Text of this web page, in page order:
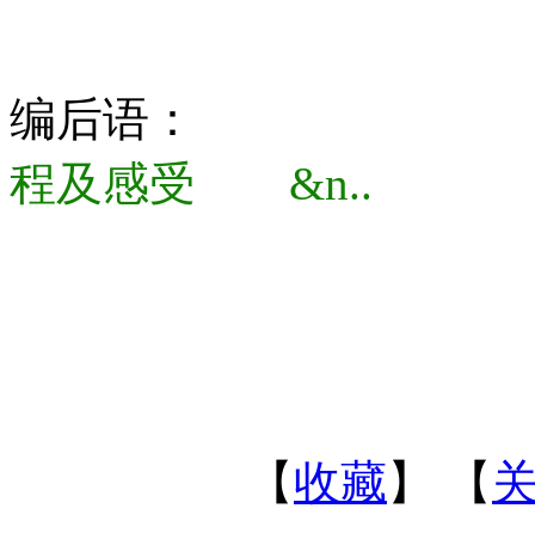
编后语：
程及感受 &n..
【收藏】 【